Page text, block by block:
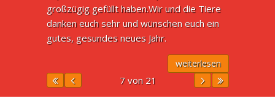
großzügig gefüllt haben.Wir und die Tiere
danken euch sehr und wünschen euch ein
gutes, gesundes neues Jahr.
weiterlesen
7 von 21